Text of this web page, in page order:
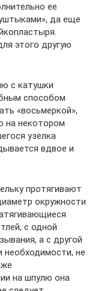
ее
да еще
этого другую
с катушки
способом
«восьмеркой»,
на некотором
узелка
вдвое и
протягивают
окружности
с одной
а с другой
необходимости, не
на шпулю она